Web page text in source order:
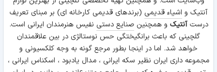
آنتیک و اشیاء قدیمی (برندهای قدیمی کارخانه ای) بر مبنای تعریف
درستآنتیک و همچنینصنایع دستی نفیس هنرمندان ایرانی است.
گلچینی که باعث برانگیختگی حس نوستالژی در بین علاقمندان
خواهد شد. اما در اینجا بطور مرجع گونه به وجه کلکسیونی و
مجموعه داری ایران نظیر سکه ایرانی ، مدال یادبود ، اسکناس ایرانی ،